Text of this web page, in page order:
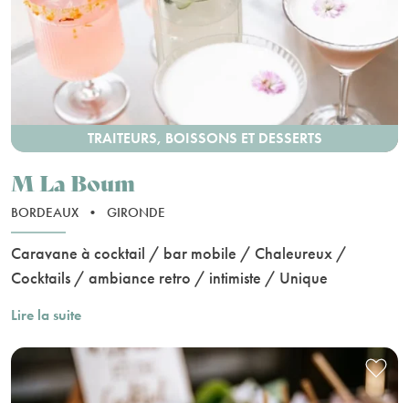
TRAITEURS, BOISSONS ET DESSERTS
M La Boum
BORDEAUX • GIRONDE
Caravane à cocktail / bar mobile / Chaleureux /
Cocktails / ambiance retro / intimiste / Unique
Lire la suite